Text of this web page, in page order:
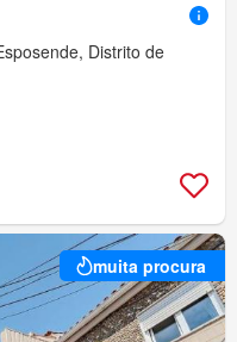
Distrito de
muita procura